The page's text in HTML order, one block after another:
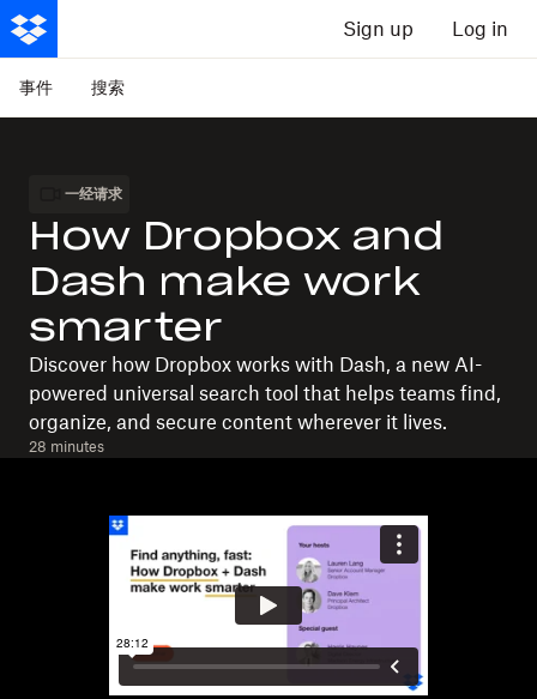
Sign up Log in
事件 搜索
一经请求
How Dropbox and
Dash make work
smarter
Discover how Dropbox works with Dash, a new AI-
powered universal search tool that helps teams find,
organize, and secure content wherever it lives.
28 minutes